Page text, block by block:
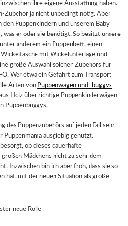
ihre eigene Ausstattung haben.
Zubehör ja nicht unbedingt nötig. Aber
den Puppenkindern und unserem Baby
was er oder sie benötigt. So besitzt unsere
anderem ein Puppenbett, einen
Wickeltasche mit Wickelunterlage und
große Auswahl solchen Zubehörs für
O. Wer etwa ein Gefährt zum Transport
Arten von Puppenwagen und -buggys –
Holz über richtige Puppenkinderwägen
Puppenbuggys.
des Puppenzubehörs auf jeden Fall sehr
Puppenmama ausgiebig genutzt.
ob dieses dauerhafte
großen Mädchens nicht zu sehr dem
Inzwischen bin ich aber froh, dass sie so
hat, mit der neuen Situation als große